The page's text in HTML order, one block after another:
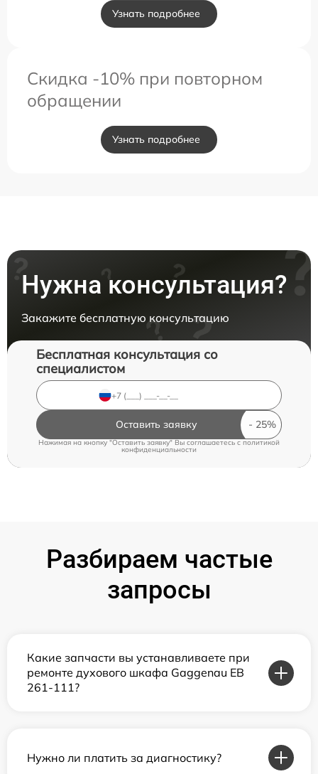
Узнать подробнее
Скидка -10% при повторном
обращении
Узнать подробнее
Нужна консультация?
Закажите бесплатную консультацию
Бесплатная консультация со
специалистом
Оставить заявку
Нажимая на кнопку "Оставить заявку" Вы соглашаетесь cполитикой
конфиденциальности
Разбираем частые
запросы
Какие запчасти вы устанавливаете при
ремонте духового шкафа Gaggenau EB
261-111?
Нужно ли платить за диагностику?